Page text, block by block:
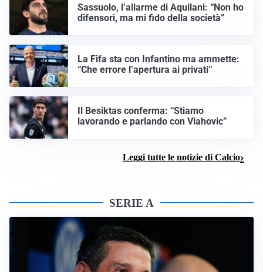
Sassuolo, l’allarme di Aquilani: “Non ho
difensori, ma mi fido della società”
La Fifa sta con Infantino ma ammette:
“Che errore l’apertura ai privati”
Il Besiktas conferma: “Stiamo
lavorando e parlando con Vlahovic”
Leggi tutte le notizie di Calcio
SERIE A